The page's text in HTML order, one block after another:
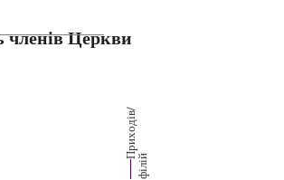
членів Церкви
П
р
и
х
о
д
і
в
/
ф
і
л
і
й